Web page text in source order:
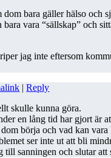
bara gäller hälso
vara “sällskap” och
jag inte eftersom
|Reply
skulle kunna göra.
en lång tid har gjort är
börja och vad kan
ser inte ut att bli
sanningen och slutar